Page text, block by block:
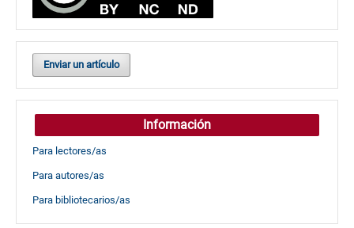
Enviar un artículo
Información
Para lectores/as
Para autores/as
Para bibliotecarios/as